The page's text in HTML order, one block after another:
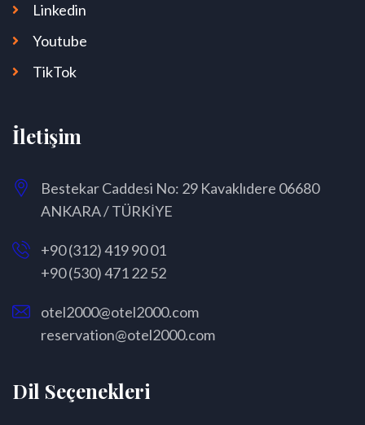
Linkedin
Youtube
TikTok
İletişim
Bestekar Caddesi No: 29 Kavaklıdere 06680
ANKARA / TÜRKİYE
+90 (312) 419 90 01
+90 (530) 471 22 52
otel2000@otel2000.com
reservation@otel2000.com
Dil Seçenekleri